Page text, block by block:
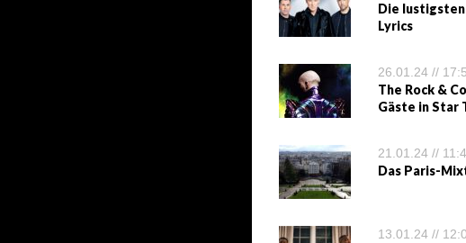
Die
Lyrics
26.01.24 //
The Rock &
Gäste in Star
21.01.24 //
Das Paris-
13.01.24 //